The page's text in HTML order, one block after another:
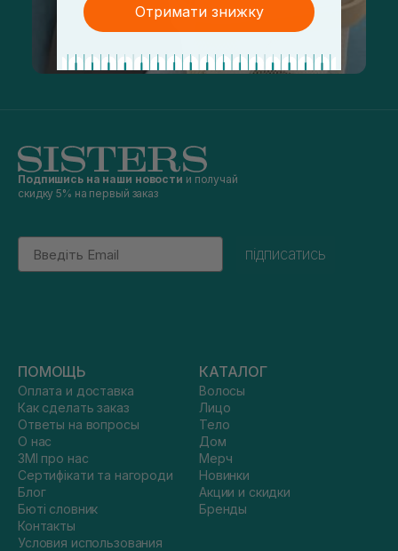
Подпишись на наши новости и получай
скидку 5% на первый заказ
Email
підписатись
ПОМОЩЬ
Оплата и доставка
Как сделать заказ
Ответы на вопросы
О нас
ЗМІ про нас
Сертифікати та нагороди
Блог
Бюті словник
Контакты
Условия использования
КАТАЛОГ
Волосы
Лицо
Тело
Дом
Мерч
Новинки
Акции и скидки
Бренды
Отримати знижку